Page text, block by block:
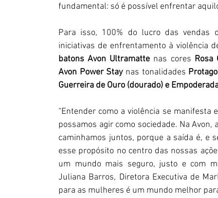
fundamental: só é possível enfrentar
Para isso, 100% do lucro das vendas
batons Avon Ultramatte nas cores Rosa
Avon Power Stay nas tonalidades
Guerreira de Ouro (dourado) e
“Entender como a violência se
possamos agir como sociedade. Na
caminhamos juntos, porque a saída é, e
esse propósito no centro das nossas
um mundo mais seguro, justo e com
Juliana Barros, Diretora Executiva de
para as mulheres é um mundo melhor